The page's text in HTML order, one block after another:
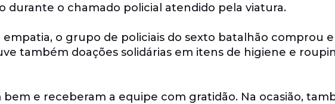
durante o chamado policial atendido pela viatura.
empatia, o grupo de policiais do sexto batalhão comprou e
também doações solidárias em itens de higiene e
bem e receberam a equipe com gratidão. Na ocasião,